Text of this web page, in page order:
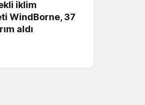
iklim
WindBorne, 37
aldı